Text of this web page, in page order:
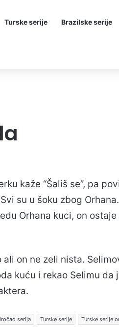
Turske serije Brazilske serije
kaže “Šališ se”, pa
su u šoku zbog
Orhana kuci, on
on ne zeli nista.
kuću i rekao Selimu da
serija Turske serije Turske serije